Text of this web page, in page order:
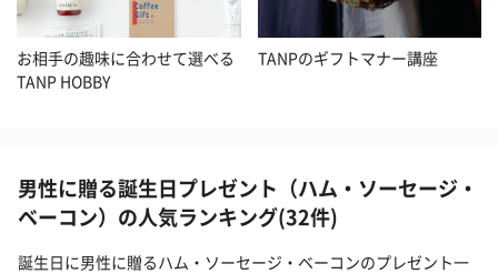
お相手の趣味に合わせて選べる
TANP HOBBY
TANPのギフトマナー講座
男性に贈る誕生日プレゼント（ハム・ソーセージ・
ベーコン）の人気ランキング(32件)
誕生日に男性に贈るハム・ソーセージ・ベーコンのプレゼント一